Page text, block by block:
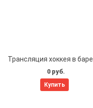
0 руб.
Купить